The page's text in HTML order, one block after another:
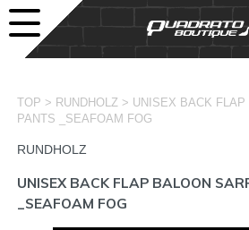
TOP > RUNDHOLZ> UNISEX BACK
PANTS _SEAFOAM FOG
RUNDHOLZ
UNISEX BACK FLAP BALOON
_SEAFOAM FOG